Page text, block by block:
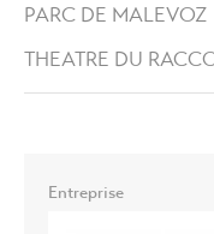
PARC DE MALEVOZ
THEATRE DU
Entreprise